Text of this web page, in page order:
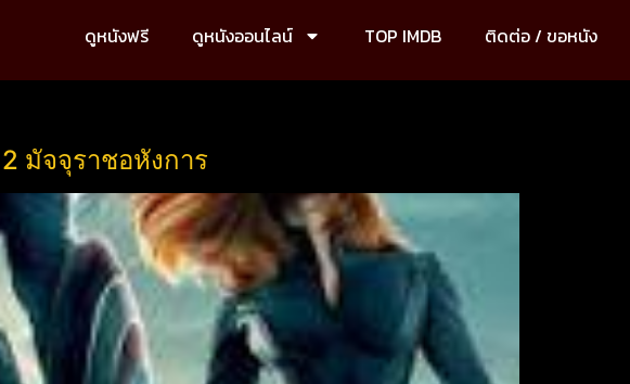
ดูหนังฟรี ดูหนังออนไลน์ TOP IMDB ติดต่อ / ขอหนัง
มัจจุราชอหังการ